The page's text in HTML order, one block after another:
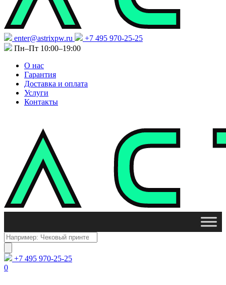
enter@astrixpw.ru
+7 495 970-25-25
Пн–Пт 10:00–19:00
О нас
Гарантия
Доставка и оплата
Услуги
Контакты
Поиск
товаров
+7 495 970-25-25
0